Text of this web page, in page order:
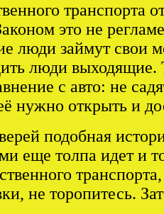
это не
люди займут свои
люди
с авто: не
нужно открыть и
подобная
еще толпа идет и
не торопитесь.